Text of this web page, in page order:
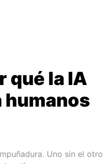
qué la IA
Uno sin el otro